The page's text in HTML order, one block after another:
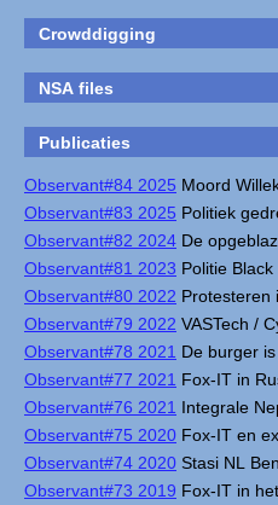
Crowddigging
NSA files
Publicaties
Observant#84 2025 Moord
Observant#83 2025 Politiek
Observant#82 2024 De
Observant#81 2023 Politie Black
Observant#80 2022 Protesteren
Observant#79 2022 VASTech /
Observant#78 2021 De burger
Observant#77 2021 Fox-IT in
Observant#76 2021 Integrale
Observant#75 2020 Fox-IT en
Observant#74 2020 Stasi NL
Observant#73 2019 Fox-IT in